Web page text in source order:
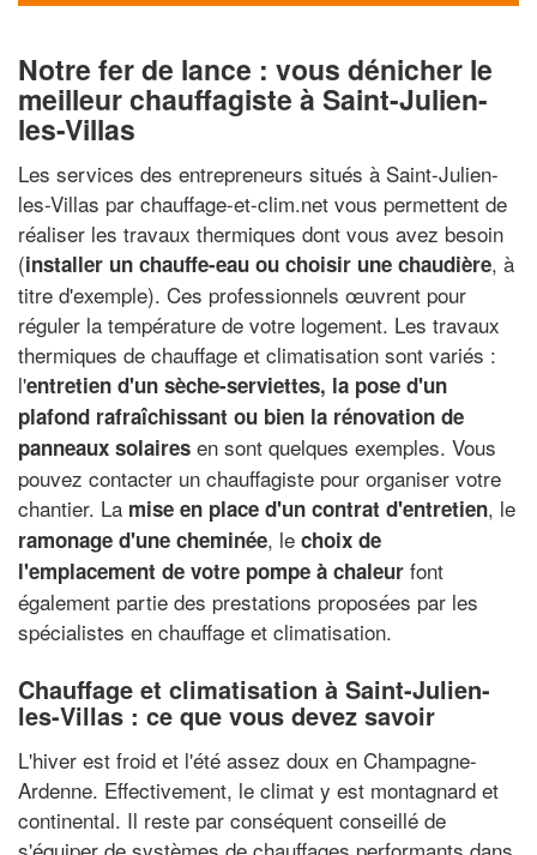
Notre fer de lance : vous dénicher le
meilleur chauffagiste à Saint-Julien-
les-Villas
Les services des entrepreneurs situés à Saint-Julien-
les-Villas par chauffage-et-clim.net vous permettent de
réaliser les travaux thermiques dont vous avez besoin
(installer un chauffe-eau ou choisir une chaudière, à
titre d'exemple). Ces professionnels œuvrent pour
réguler la température de votre logement. Les travaux
thermiques de chauffage et climatisation sont variés :
l'entretien d'un sèche-serviettes, la pose d'un
plafond rafraîchissant ou bien la rénovation de
panneaux solaires en sont quelques exemples. Vous
pouvez contacter un chauffagiste pour organiser votre
chantier. La mise en place d'un contrat d'entretien, le
ramonage d'une cheminée, le choix de
l'emplacement de votre pompe à chaleur font
également partie des prestations proposées par les
spécialistes en chauffage et climatisation.
Chauffage et climatisation à Saint-Julien-
les-Villas : ce que vous devez savoir
L'hiver est froid et l'été assez doux en Champagne-
Ardenne. Effectivement, le climat y est montagnard et
continental. Il reste par conséquent conseillé de
s'équiper de systèmes de chauffages performants dans